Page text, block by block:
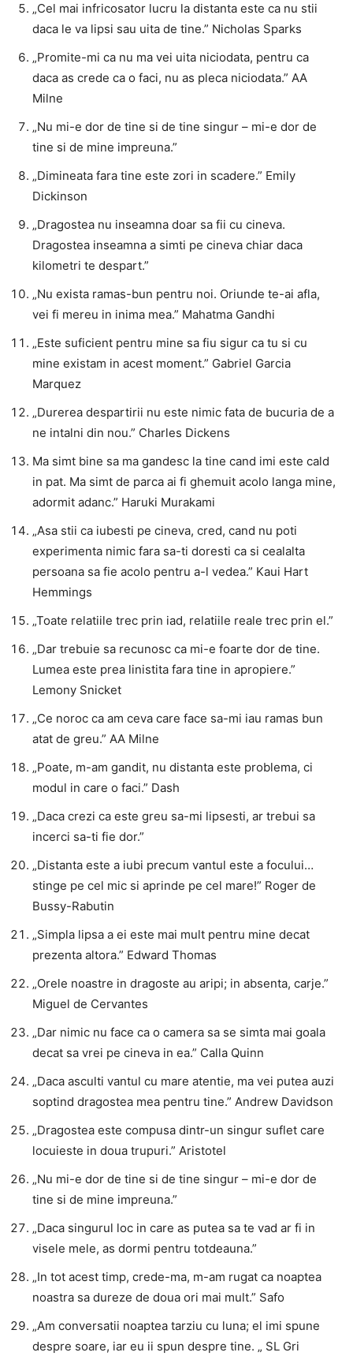
„Cel mai infricosator lucru la distanta este ca nu stii
daca le va lipsi sau uita de tine.” Nicholas Sparks
„Promite-mi ca nu ma vei uita niciodata, pentru ca
daca as crede ca o faci, nu as pleca niciodata.” AA
Milne
„Nu mi-e dor de tine si de tine singur – mi-e dor de
tine si de mine impreuna.”
„Dimineata fara tine este zori in scadere.” Emily
Dickinson
„Dragostea nu inseamna doar sa fii cu cineva.
Dragostea inseamna a simti pe cineva chiar daca
kilometri te despart.”
„Nu exista ramas-bun pentru noi. Oriunde te-ai afla,
vei fi mereu in inima mea.” Mahatma Gandhi
„Este suficient pentru mine sa fiu sigur ca tu si cu
mine existam in acest moment.” Gabriel Garcia
Marquez
„Durerea despartirii nu este nimic fata de bucuria de a
ne intalni din nou.” Charles Dickens
Ma simt bine sa ma gandesc la tine cand imi este cald
in pat. Ma simt de parca ai fi ghemuit acolo langa mine,
adormit adanc.” Haruki Murakami
„Asa stii ca iubesti pe cineva, cred, cand nu poti
experimenta nimic fara sa-ti doresti ca si cealalta
persoana sa fie acolo pentru a-l vedea.” Kaui Hart
Hemmings
„Toate relatiile trec prin iad, relatiile reale trec prin el.”
„Dar trebuie sa recunosc ca mi-e foarte dor de tine.
Lumea este prea linistita fara tine in apropiere.”
Lemony Snicket
„Ce noroc ca am ceva care face sa-mi iau ramas bun
atat de greu.” AA Milne
„Poate, m-am gandit, nu distanta este problema, ci
modul in care o faci.” Dash
„Daca crezi ca este greu sa-mi lipsesti, ar trebui sa
incerci sa-ti fie dor.”
„Distanta este a iubi precum vantul este a focului…
stinge pe cel mic si aprinde pe cel mare!” Roger de
Bussy-Rabutin
„Simpla lipsa a ei este mai mult pentru mine decat
prezenta altora.” Edward Thomas
„Orele noastre in dragoste au aripi; in absenta, carje.”
Miguel de Cervantes
„Dar nimic nu face ca o camera sa se simta mai goala
decat sa vrei pe cineva in ea.” Calla Quinn
„Daca asculti vantul cu mare atentie, ma vei putea auzi
soptind dragostea mea pentru tine.” Andrew Davidson
„Dragostea este compusa dintr-un singur suflet care
locuieste in doua trupuri.” Aristotel
„Nu mi-e dor de tine si de tine singur – mi-e dor de
tine si de mine impreuna.”
„Daca singurul loc in care as putea sa te vad ar fi in
visele mele, as dormi pentru totdeauna.”
„In tot acest timp, crede-ma, m-am rugat ca noaptea
noastra sa dureze de doua ori mai mult.” Safo
„Am conversatii noaptea tarziu cu luna; el imi spune
despre soare, iar eu ii spun despre tine. „ SL Gri